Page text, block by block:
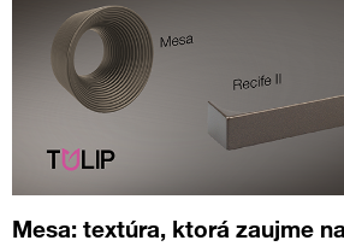
Mesa: textúra, ktorá zaujme